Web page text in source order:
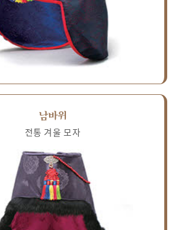
남바위
전통 겨울 모자